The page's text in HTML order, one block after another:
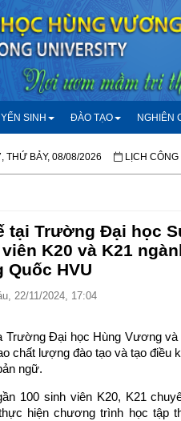
SINH ĐÀO TẠO NGHIÊN
THỨ BẢY, 08/08/2026 LỊCH CÔNG
Trường Đại học
K20 và K21
Quốc HVU
22/11/2024, 17:04
Trường Đại học Hùng Vương
chất lượng đào tạo và tạo điều
ngữ.
100 sinh viên K20, K21
hiện chương trình học tập